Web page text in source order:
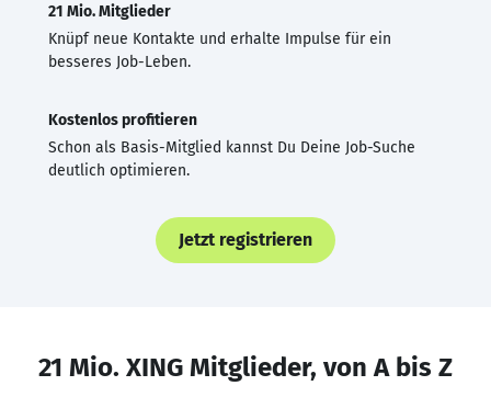
21 Mio. Mitglieder
Knüpf neue Kontakte und erhalte Impulse für ein
besseres Job-Leben.
Kostenlos profitieren
Schon als Basis-Mitglied kannst Du Deine Job-Suche
deutlich optimieren.
Jetzt registrieren
21 Mio. XING Mitglieder, von A bis Z